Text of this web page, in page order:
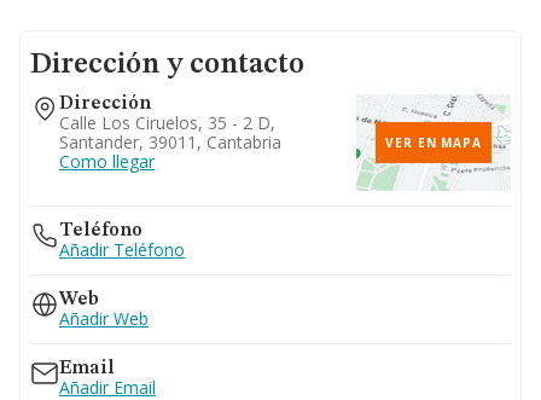
Dirección y contacto
Dirección
Calle Los Ciruelos, 35 - 2 D,
Santander, 39011, Cantabria
Como llegar
VER EN MAPA
Teléfono
Añadir Teléfono
Web
Añadir Web
Email
Añadir Email